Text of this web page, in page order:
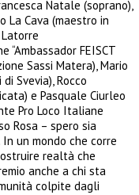
Natale (soprano),
Cava (maestro in
“Ambassador FEISCT
Sassi Matera), Mario
Svevia), Rocco
e Pasquale Ciurleo
Pro Loco Italiane
Rosa – spero sia
un mondo che corre
realtà che
anche a chi sta
colpite dagli